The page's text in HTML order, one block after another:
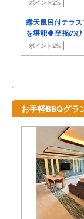
ポイント2%
露天風呂付テラ
を堪能◆至福のひ
ポイント2%
お手軽BBQグラ